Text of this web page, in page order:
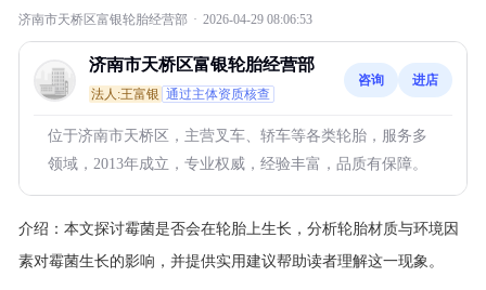
济南市天桥区富银轮胎经营部 · 2026-04-29 08:06:53
济南市天桥区富银轮胎经营部
法人:王富银 通过主体资质核查
咨询 进店
位于济南市天桥区，主营叉车、轿车等各类轮胎，服务多
领域，2013年成立，专业权威，经验丰富，品质有保障。
介绍： 本文探讨霉菌是否会在轮胎上生长，分析轮胎材质与环境因
素对霉菌生长的影响，并提供实用建议帮助读者理解这一现象。